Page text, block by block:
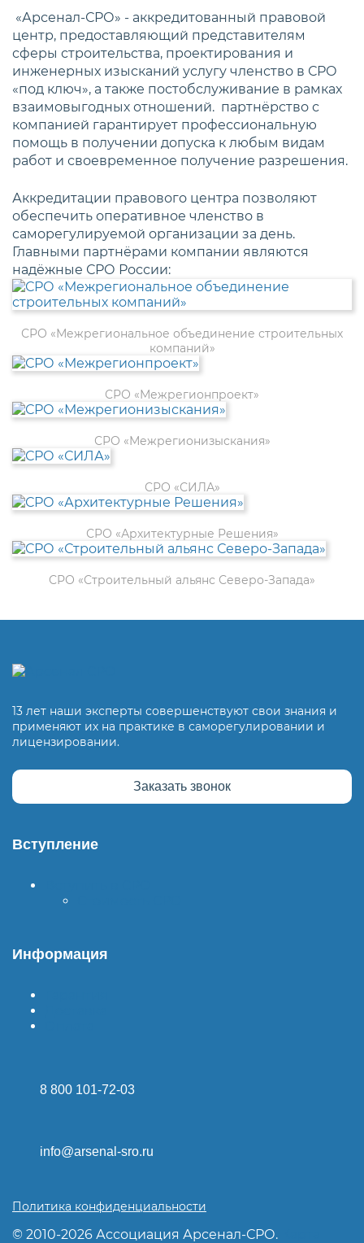
«Арсенал-СРО» - аккредитованный правовой
центр, предоставляющий представителям
сферы строительства, проектирования и
инженерных изысканий услугу членство в СРО
«под ключ», а также постобслуживание в рамках
взаимовыгодных отношений. партнёрство с
компанией гарантирует профессиональную
помощь в получении допуска к любым видам
работ и своевременное получение разрешения.
Аккредитации правового центра позволяют
обеспечить оперативное членство в
саморегулируемой организации за день.
Главными партнёрами компании являются
надёжные СРО России:
СРО «Межрегиональное объединение строительных
компаний»
СРО «Межрегионпроект»
СРО «Межрегионизыскания»
СРО «СИЛА»
СРО «Архитектурные Решения»
СРО «Строительный альянс Северо-Запада»
13 лет наши эксперты совершенствуют свои знания и
применяют их на практике в саморегулировании и
лицензировании.
Заказать звонок
Политика конфиденциальности
Вступление
Информация
8 800 101-72-03
info@arsenal-sro.ru
© 2010-2026 Ассоциация Арсенал-СРО.